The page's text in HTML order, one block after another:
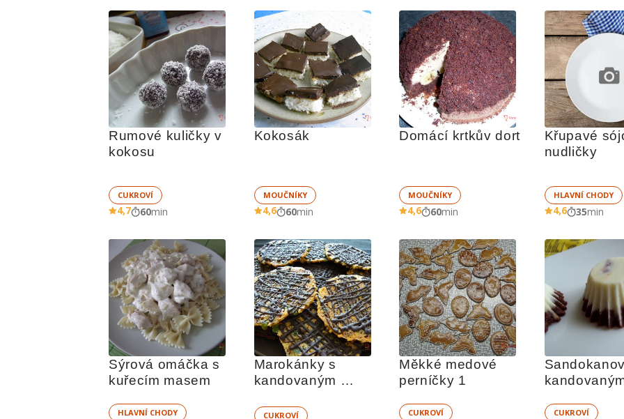
Rumové kuličky v
kokosu
CUKROVÍ
4,7 60min
Kokosák
MOUČNÍKY
4,6 60min
Domácí krtkův dort
MOUČNÍKY
4,6 60min
Křupavé
nudličky
HLAVNÍ CHODY
4,6 35min
Sýrová omáčka s
kuřecím masem
HLAVNÍ CHODY
Marokánky s
kandovaným
CUKROVÍ
Měkké medové
perníčky 1
CUKROVÍ CUKROVÍ